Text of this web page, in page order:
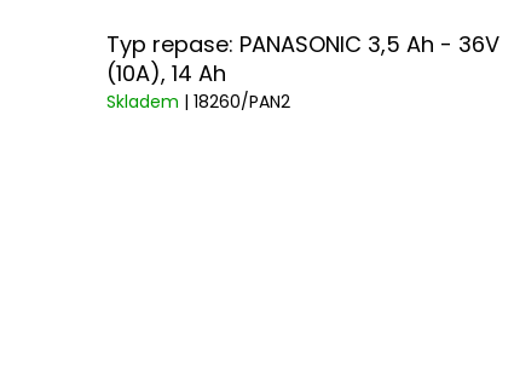
Typ repase: PANASONIC 3,5 Ah - 36V
(10A), 14 Ah
Skladem | 18260/PAN2